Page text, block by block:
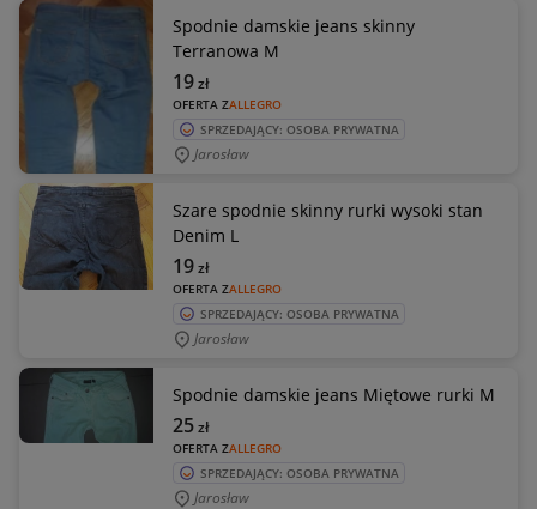
Spodnie damskie jeans skinny
Terranowa M
OFERTA ZALLEGRO
19zł
SPRZEDAJĄCY: OSOBA PRYWATNA
Jarosław
Szare spodnie skinny rurki wysoki stan
Denim L
OFERTA ZALLEGRO
19zł
SPRZEDAJĄCY: OSOBA PRYWATNA
Jarosław
Spodnie damskie jeans Miętowe rurki M
OFERTA ZALLEGRO
25zł
SPRZEDAJĄCY: OSOBA PRYWATNA
Jarosław